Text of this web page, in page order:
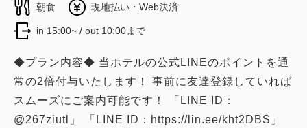
朝食 現地払い・Web決済
in 15:00~ / out 10:00まで
◆プラン内容◆ 当ホテルの公式LINEのポイントを通
常の2倍付与いたします！ 事前に友達登録していれば
スムーズにご案内可能です！ 「LINE ID：
@267ziutl」 「LINE ID：https://lin.ee/kht2DBS」